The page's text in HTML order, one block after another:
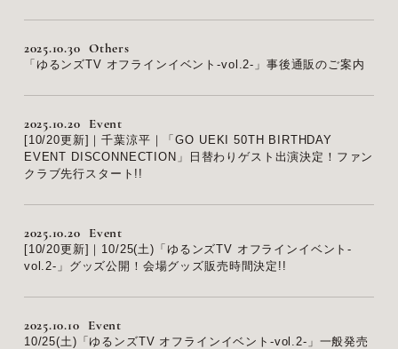
2025.10.30
Others
「ゆるンズTV オフラインイベント-vol.2-」事後通販のご案内
2025.10.20
Event
[10/20更新]｜千葉涼平｜「GO UEKI 50TH BIRTHDAY
EVENT DISCONNECTION」日替わりゲスト出演決定！ファン
クラブ先行スタート!!
2025.10.20
Event
[10/20更新]｜10/25(土)「ゆるンズTV オフラインイベント-
vol.2-」グッズ公開！会場グッズ販売時間決定!!
2025.10.10
Event
10/25(土)「ゆるンズTV オフラインイベント-vol.2-」一般発売